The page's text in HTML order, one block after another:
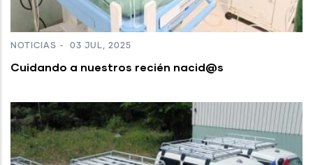
NOTICIAS - 03 JUL, 2025
Cuidando a nuestros recién nacid@s